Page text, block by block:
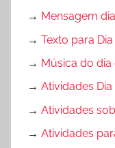
→ Mensagem
→ Texto para
→ Música do dia
→ Atividades
→ Atividades
→ Atividades